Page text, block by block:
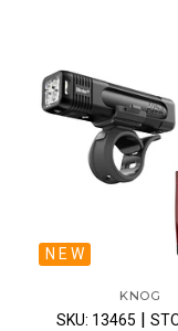
N E W
KNOG
SKU: 13465 |